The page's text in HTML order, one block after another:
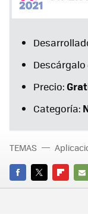
Descárgalo
Precio:
Categoría:
FACEBOOK
TWITTER
E-
TEMAS